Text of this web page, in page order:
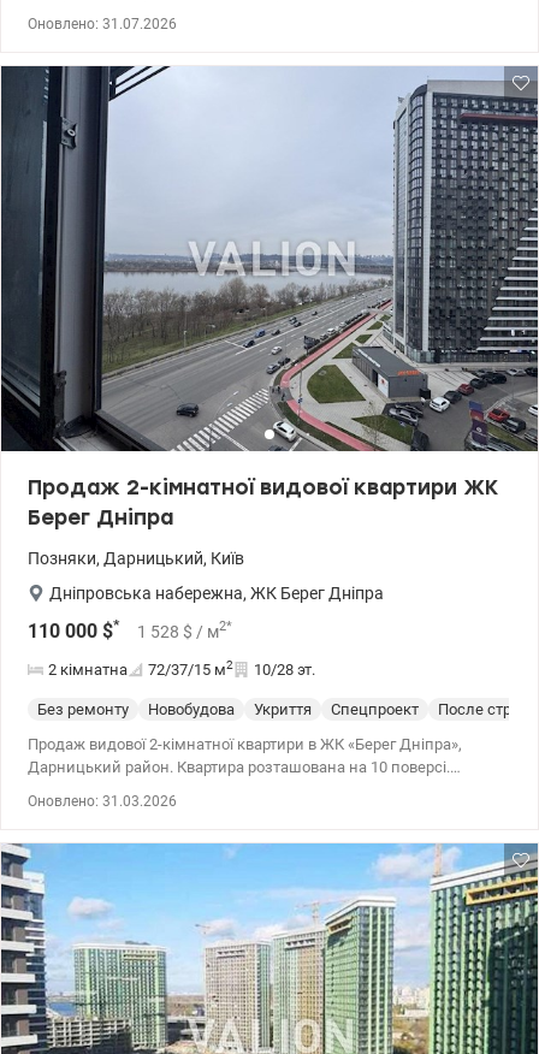
бойлер. Чистий, доглянутий під'зд, тихий двір з достатньою
кількістю місць для паркування. Район з розвиненою
інфраструктурою: поруч магазини, школи, дитячі садочки,
набережна Дніпра. Зупинка міського транспорту в 3 хвилинах.
До метро Лівобережна або Осокорки 10-15 хв. міським
транспортом. До центру міста 10 хв. на авто. Ціна: 73000 у.о.
Оновлено: 31.07.2026
Продаж 2-кімнатної видової квартири ЖК
Берег Дніпра
Позняки, Дарницький, Київ
Дніпровська набережна, ЖК Берег Дніпра
110 000 $* 1 528 $ / м2*
2 кімнатна 72/37/15 м2 10/28 эт.
Без ремонту Новобудова Укриття Спецпроект
После
Продаж видової 2-кімнатної квартири в ЖК «Берег Дніпра»,
Дарницький район. Квартира розташована на 10 поверсі.
проект. З вікон відкривається чудовий панорамний вид на
Дніпро. Сучасний житловий комплекс із доглянутою територією,
відеоспостереженням та комфортною інфраструктурою. Поруч
набережна для прогулянок, відпочинку, зручна транспортна
розв'язка. Айпара Ціна - 110 000 $. т. 0992733730
Valion.ua/1137354
Оновлено: 31.03.2026